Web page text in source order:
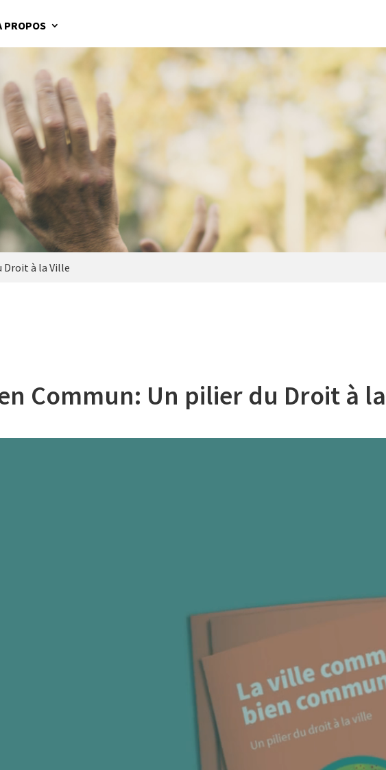
PROPOS
Droit à la Ville
Commun: Un pilier du Droit à